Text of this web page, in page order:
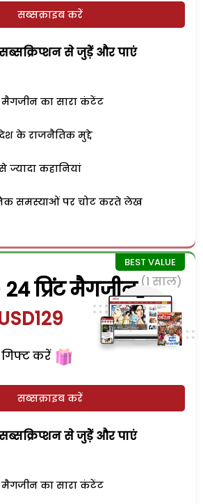
सब्सक्राइब करें
से जुड़ेें और पाएं
मैगजीन का सारा कंटेंट
के राजनैतिक मुद्दे
ज्यादा कहानियां
समस्याओं पर चोट करते लेख
प्रिंट मैगजीन (1 साल)
गिफ्ट करें
सब्सक्राइब करें
से जुड़ेें और पाएं
मैगजीन का सारा कंटेंट